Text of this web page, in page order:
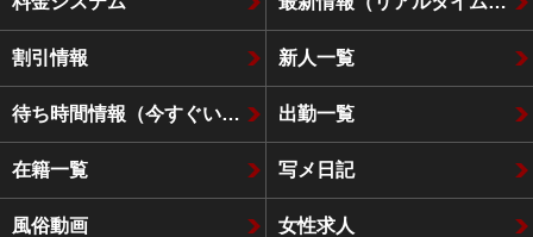
割引情報 新人一覧
待ち時間情報（今すぐいける娘） 出勤一覧
在籍一覧 写メ日記
風俗動画 女性求人